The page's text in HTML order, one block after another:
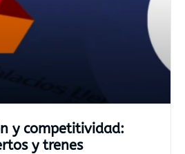
y competitividad:
y trenes